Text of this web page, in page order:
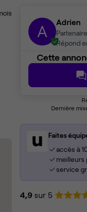
A Adrien
Répond
Cette
Dernière
Faites
accès à
meilleurs
service
4,9 sur 5